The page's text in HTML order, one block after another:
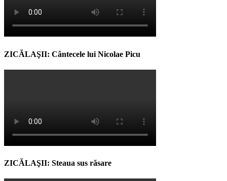
ZICĂLAŞII: Cântecele lui Nicolae Picu
ZICĂLAŞII: Steaua sus răsare